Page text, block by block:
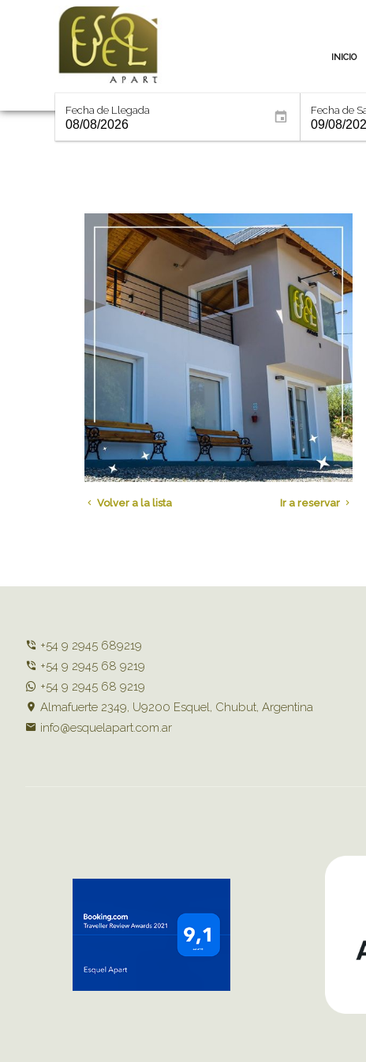
INICIO
Fecha de Llegada Fecha de
Volver a la lista Ir a reservar
+54 9 2945 689219
+54 9 2945 68 9219
+54 9 2945 68 9219
Almafuerte 2349, U9200 Esquel, Chubut, Argentina
info@esquelapart.com.ar